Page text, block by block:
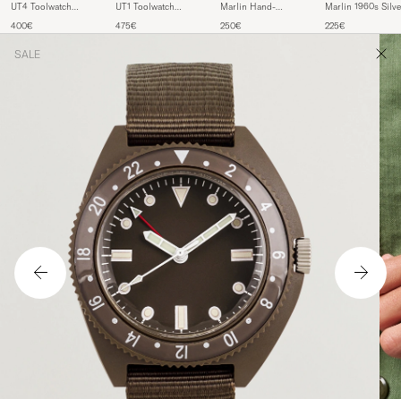
UT4 Toolwatch
400€
UT1 Toolwatch
475€
Marlin Hand-
Dial
250€
Marlin 1960s
225€
SALE